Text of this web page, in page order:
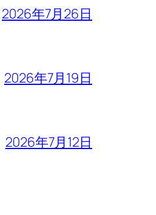
2026年7月26日
2026年7月19日
2026年7月12日